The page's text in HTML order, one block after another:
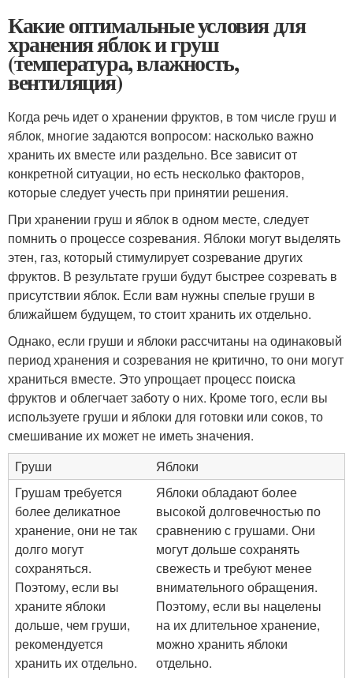
Какие оптимальные условия для
хранения яблок и груш
(температура, влажность,
вентиляция)
Когда речь идет о хранении фруктов, в том числе груш и
яблок, многие задаются вопросом: насколько важно
хранить их вместе или раздельно. Все зависит от
конкретной ситуации, но есть несколько факторов,
которые следует учесть при принятии решения.
При хранении груш и яблок в одном месте, следует
помнить о процессе созревания. Яблоки могут выделять
этен, газ, который стимулирует созревание других
фруктов. В результате груши будут быстрее созревать в
присутствии яблок. Если вам нужны спелые груши в
ближайшем будущем, то стоит хранить их отдельно.
Однако, если груши и яблоки рассчитаны на одинаковый
период хранения и созревания не критично, то они могут
храниться вместе. Это упрощает процесс поиска
фруктов и облегчает заботу о них. Кроме того, если вы
используете груши и яблоки для готовки или соков, то
смешивание их может не иметь значения.
Груши
Яблоки
Грушам требуется
более деликатное
хранение, они не так
долго могут
сохраняться.
Поэтому, если вы
храните яблоки
дольше, чем груши,
рекомендуется
хранить их отдельно.
Яблоки обладают более
высокой долговечностью по
сравнению с грушами. Они
могут дольше сохранять
свежесть и требуют менее
внимательного обращения.
Поэтому, если вы нацелены
на их длительное хранение,
можно хранить яблоки
отдельно.